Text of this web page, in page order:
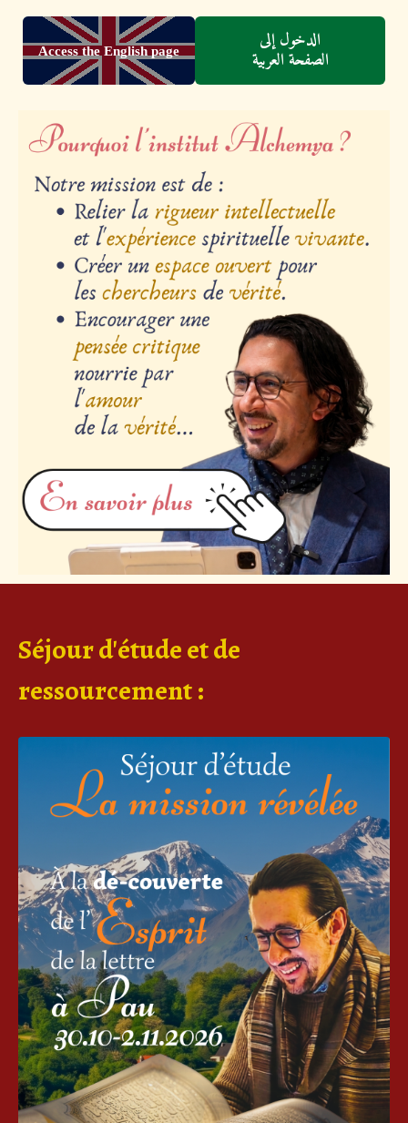
Access the English page الدخول إلى
الصفحة العربية
Séjour d'étude et de
ressourcement :